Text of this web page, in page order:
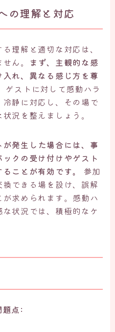
の理解と対応
理解と適切な対応は、
ん。 まず、主観的な感
れ、異なる感じ方を尊
ゲストに対して感動ハラ
静に対応し、その場で
況を整えましょう。
発生した場合には、事
クの受け付けやゲスト
ことが有効です。
参加
できる場を設け、誤解
求められます。感動ハ
状況では、積極的なケ
点: